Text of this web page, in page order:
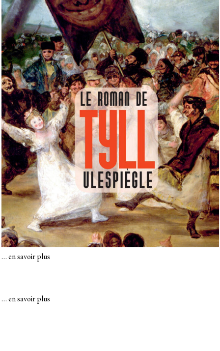
…en savoir plus
…en savoir plus